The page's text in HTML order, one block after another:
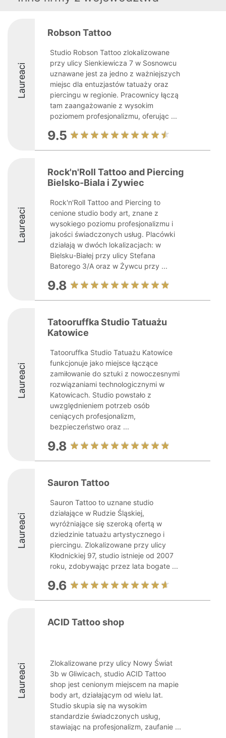
Laureaci
Robson Tattoo
Studio Robson Tattoo zlokalizowane
przy ulicy Sienkiewicza 7 w Sosnowcu
uznawane jest za jedno z ważniejszych
miejsc dla entuzjastów tatuaży oraz
piercingu w regionie. Pracownicy łączą
tam zaangażowanie z wysokim
poziomem profesjonalizmu, oferując ...
9.5
Laureaci
Rock'n'Roll Tattoo and Piercing
Bielsko-Biala i Zywiec
Rock'n'Roll Tattoo and Piercing to
cenione studio body art, znane z
wysokiego poziomu profesjonalizmu i
jakości świadczonych usług. Placówki
działają w dwóch lokalizacjach: w
Bielsku-Białej przy ulicy Stefana
Batorego 3/A oraz w Żywcu przy ...
9.8
Laureaci
Tatooruffka Studio Tatuażu
Katowice
Tatooruffka Studio Tatuażu Katowice
funkcjonuje jako miejsce łączące
zamiłowanie do sztuki z nowoczesnymi
rozwiązaniami technologicznymi w
Katowicach. Studio powstało z
uwzględnieniem potrzeb osób
ceniących profesjonalizm,
bezpieczeństwo oraz ...
9.8
Laureaci
Sauron Tattoo
Sauron Tattoo to uznane studio
działające w Rudzie Śląskiej,
wyróżniające się szeroką ofertą w
dziedzinie tatuażu artystycznego i
piercingu. Zlokalizowane przy ulicy
Kłodnickiej 97, studio istnieje od 2007
roku, zdobywając przez lata bogate ...
9.6
Laureaci
ACID Tattoo shop
Zlokalizowane przy ulicy Nowy Świat
3b w Gliwicach, studio ACID Tattoo
shop jest cenionym miejscem na mapie
body art, działającym od wielu lat.
Studio skupia się na wysokim
standardzie świadczonych usług,
stawiając na profesjonalizm, zaufanie ...